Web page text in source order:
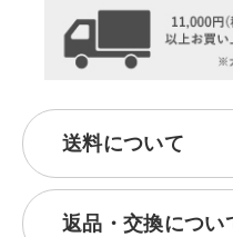
送料について
返品・交換につい